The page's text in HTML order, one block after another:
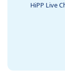
HiPP Live